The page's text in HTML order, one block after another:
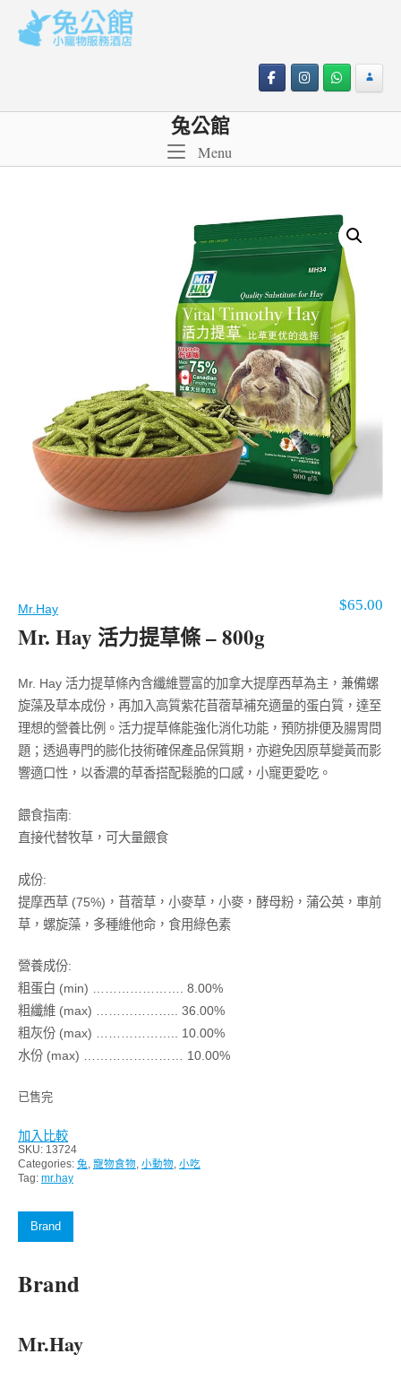
content
兔公館
MenuMenu
$65.00
Mr.Hay
Mr. Hay 活力提草條 – 800g
Mr. Hay 活力提草條內含纖維豐富的加拿大提摩西草為主，兼備螺
旋藻及草本成份，再加入高質紫花苜蓿草補充適量的蛋白質，達至
理想的營養比例。活力提草條能強化消化功能，預防排便及腸胃問
題；透過專門的膨化技術確保產品保質期，亦避免因原草變黃而影
響適口性，以香濃的草香搭配鬆脆的口感，小寵更愛吃。
餵食指南:
直接代替牧草，可大量餵食
成份:
提摩西草 (75%)，苜蓿草，小麥草，小麥，酵母粉，蒲公英，車前
草，螺旋藻，多種維他命，食用綠色素
營養成份:
粗蛋白 (min) …………………. 8.00%
粗纖維 (max) ……………….. 36.00%
粗灰份 (max) ……………….. 10.00%
水份 (max) …………………… 10.00%
已售完
加入比較
SKU: 13724
Categories: 兔 寵物食物 小動物 小吃
Tag: mr.hay
Brand
Brand
Mr.Hay